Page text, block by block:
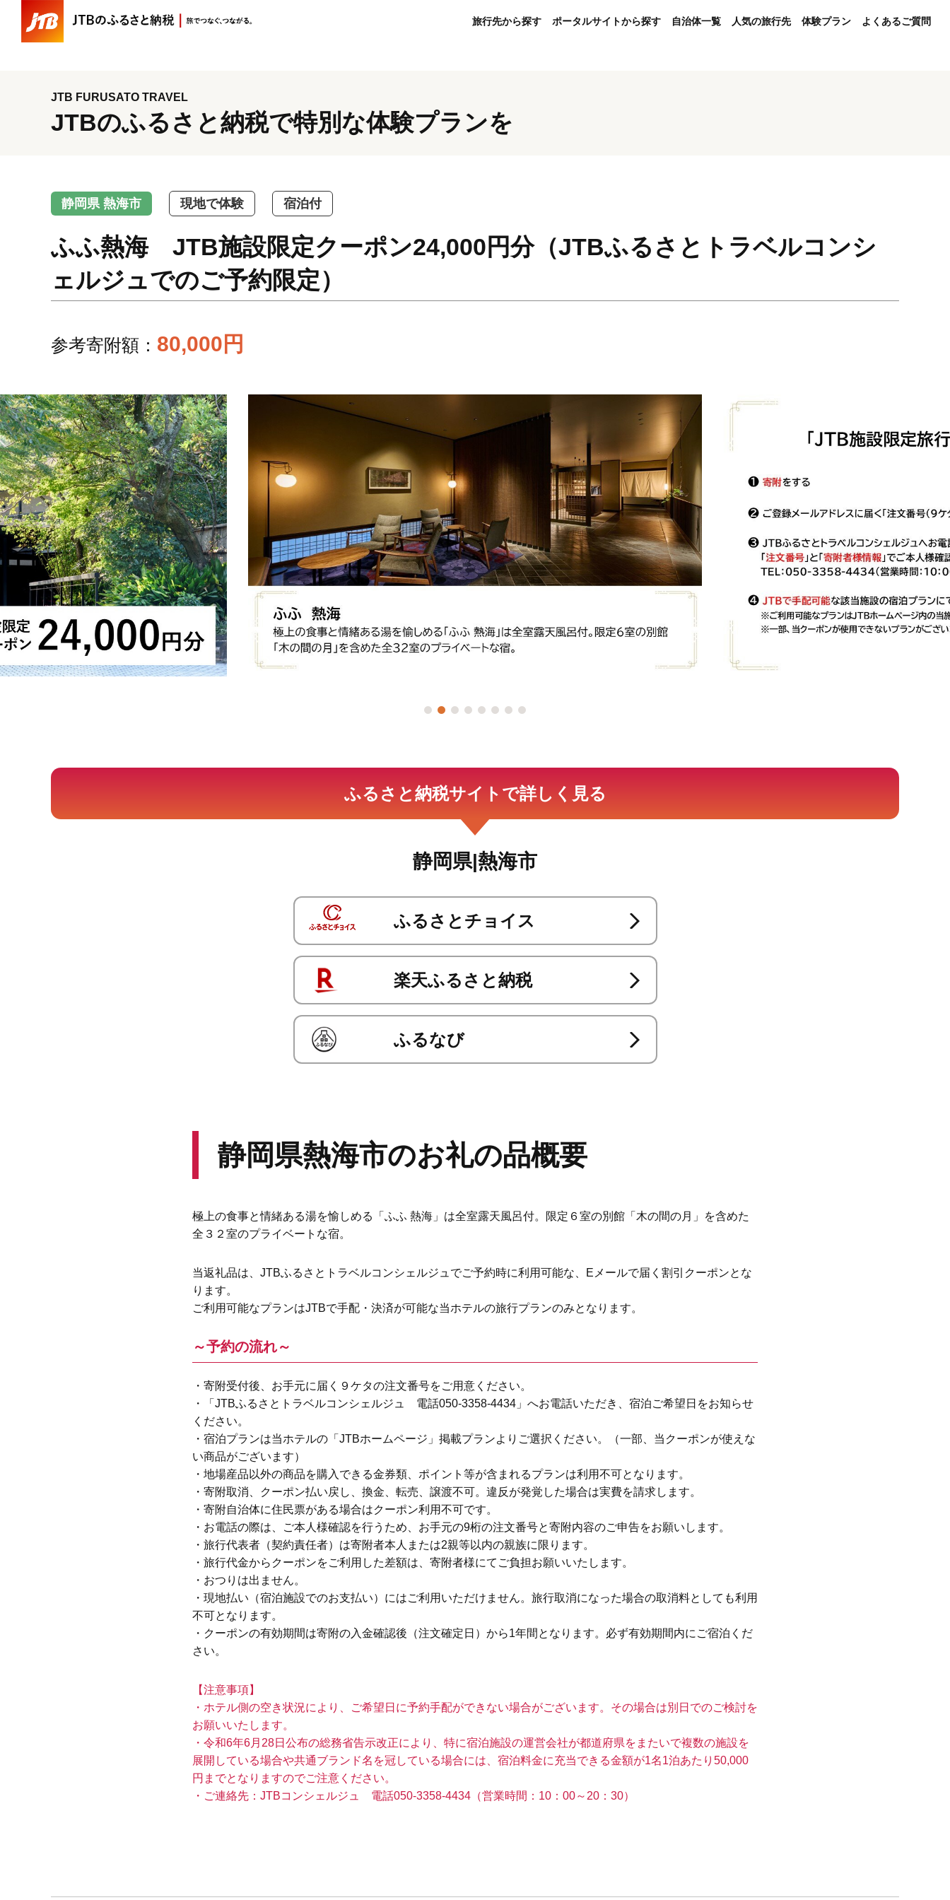
旅行先から探す ポータルサイトから探す 自治体一覧 人気の旅行先 体験プラン よくあるご質問
JTB FURUSATO TRAVEL
JTBのふるさと納税で特別な体験プランを
静岡県 熱海市 現地で体験 宿泊付
ふふ熱海 JTB施設限定クーポン24,000円分（JTBふるさとトラベルコンシ
ェルジュでのご予約限定）
参考寄附額： 80,000円
ふるさと納税サイトで詳しく見る
静岡県|熱海市
ふるさとチョイス
楽天ふるさと納税
ふるなび
静岡県熱海市のお礼の品概要
極上の食事と情緒ある湯を愉しめる「ふふ 熱海」は全室露天風呂付。限定６室の別館「木の間の月」を含めた
全３２室のプライベートな宿。
当返礼品は、JTBふるさとトラベルコンシェルジュでご予約時に利用可能な、Eメールで届く割引クーポンとな
ります。
ご利用可能なプランはJTBで手配・決済が可能な当ホテルの旅行プランのみとなります。
～予約の流れ～
・寄附受付後、お手元に届く９ケタの注文番号をご用意ください。
・「JTBふるさとトラベルコンシェルジュ 電話050-3358-4434」へお電話いただき、宿泊ご希望日をお知らせ
ください。
・宿泊プランは当ホテルの「JTBホームページ」掲載プランよりご選択ください。（一部、当クーポンが使えな
い商品がございます）
・地場産品以外の商品を購入できる金券類、ポイント等が含まれるプランは利用不可となります。
・寄附取消、クーポン払い戻し、換金、転売、譲渡不可。違反が発覚した場合は実費を請求します。
・寄附自治体に住民票がある場合はクーポン利用不可です。
・お電話の際は、ご本人様確認を行うため、お手元の9桁の注文番号と寄附内容のご申告をお願いします。
・旅行代表者（契約責任者）は寄附者本人または2親等以内の親族に限ります。
・旅行代金からクーポンをご利用した差額は、寄附者様にてご負担お願いいたします。
・おつりは出ません。
・現地払い（宿泊施設でのお支払い）にはご利用いただけません。旅行取消になった場合の取消料としても利用
不可となります。
・クーポンの有効期間は寄附の入金確認後（注文確定日）から1年間となります。必ず有効期間内にご宿泊くだ
さい。
【注意事項】
・ホテル側の空き状況により、ご希望日に予約手配ができない場合がございます。その場合は別日でのご検討を
お願いいたします。
・令和6年6月28日公布の総務省告示改正により、特に宿泊施設の運営会社が都道府県をまたいで複数の施設を
展開している場合や共通ブランド名を冠している場合には、宿泊料金に充当できる金額が1名1泊あたり50,000
円までとなりますのでご注意ください。
・ご連絡先：JTBコンシェルジュ 電話050-3358-4434（営業時間：10：00～20：30）